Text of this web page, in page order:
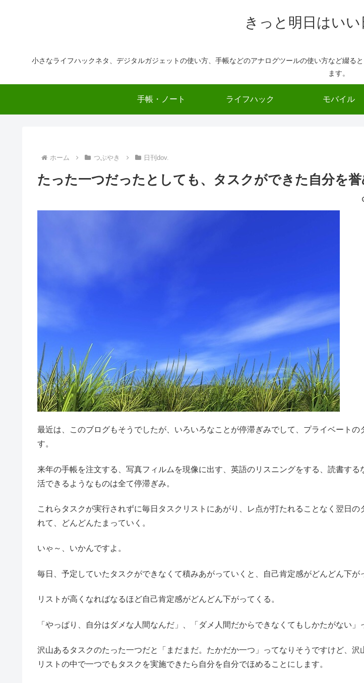
きっと明日はい
小さなライフハックネタ、デジタルガジェットの使い方、手帳などのアナログツールの使い方など綴る
ます。
手帳・ノート ライフハック モバイル
ホーム つぶやき 日刊dov.
たった一つだったとしても、タスクができた自分を
最近は、このブログもそうでしたが、いろいろなことが停滞ぎみでして、プライベートの
す。
来年の手帳を注文する、写真フィルムを現像に出す、英語のリスニングをする、読書する
活できるようなものは全て停滞ぎみ。
これらタスクが実行されずに毎日タスクリストにあがり、レ点が打たれることなく翌日の
れて、どんどんたまっていく。
いゃ～、いかんですよ。
毎日、予定していたタスクができなくて積みあがっていくと、自己肯定感がどんどん下が
リストが高くなればなるほど自己肯定感がどんどん下がってくる。
「やっぱり、自分はダメな人間なんだ」、「ダメ人間だからできなくてもしかたがない」
沢山あるタスクのたった一つだと「まだまだ。たかだか一つ」ってなりそうですけど、沢
リストの中で一つでもタスクを実施できたら自分を自分でほめることにします。